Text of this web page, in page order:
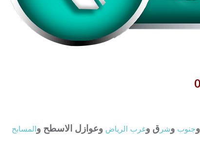
وجنوب وشر ق وغرب الرياض وعوازل الاسطح والمسابح